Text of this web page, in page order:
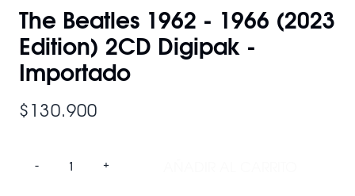
The Beatles 1962 - 1966 (2023
Edition) 2CD Digipak -
Importado
$130.900
- +